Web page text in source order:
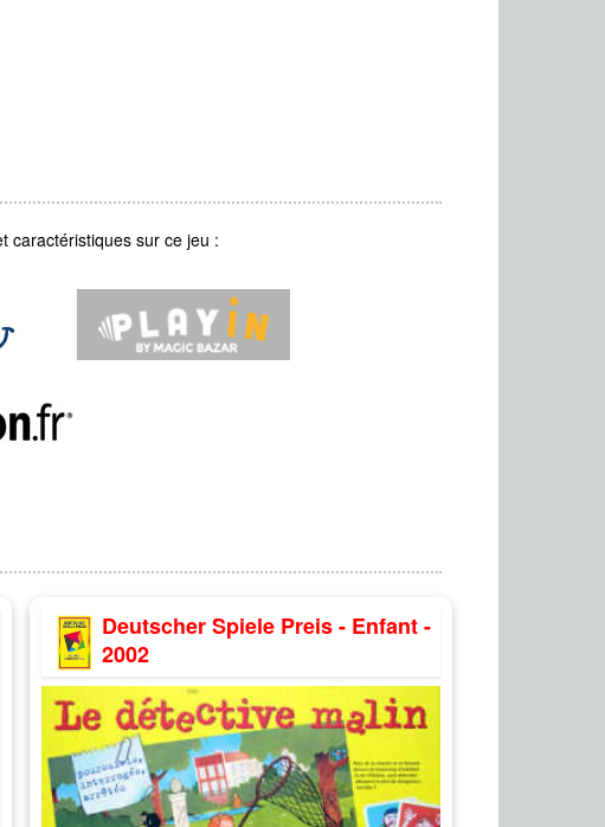
caractéristiques sur ce jeu :
Deutscher Spiele Preis - Enfant -
2002